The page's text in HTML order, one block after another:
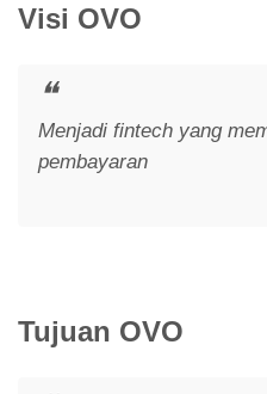
Visi OVO
Menjadi fintech yang
pembayaran
Tujuan OVO